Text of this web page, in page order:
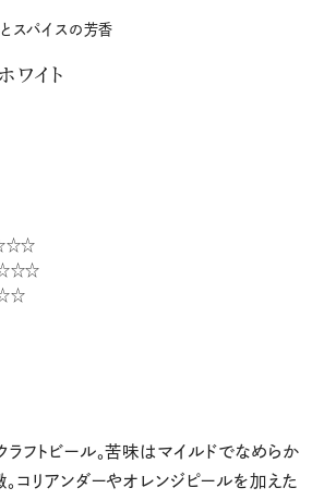
スパイスの芳香
ワイト
フトビール。苦味はマイルドでなめらか
コリアンダーやオレンジピールを加えた